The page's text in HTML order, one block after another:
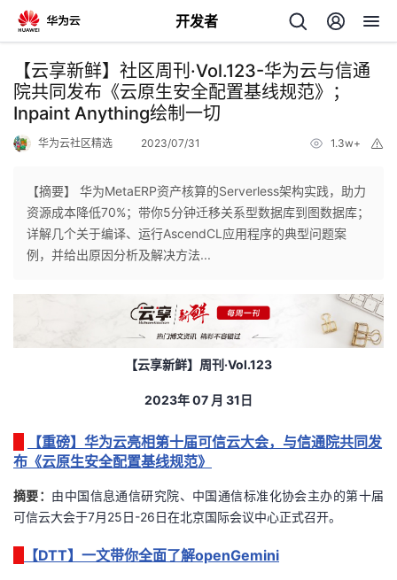
开发者
返
回
个
人
主
我
的
我
的
博
我
的
我
【云享新鲜】社区周刊·Vol.123-华为云与信通
院共同发布《云原生安全配置基线规范》；
Inpaint Anything绘制一切
华为云社区精选 2023/07/31 1.3w+
【摘要】 华为MetaERP资产核算的Serverless架构实践，助力
资源成本降低70%；带你5分钟迁移关系型数据库到图数据库；
详解几个关于编译、运行AscendCL应用程序的典型问题案
例，并给出原因分析及解决方法...
【云享新鲜】周刊 ·Vol.123
2023年07 月 31日
【重磅】华为云亮相第十届可信云大会，与信通院共同发
布《云原生安全配置基线规范》
摘要： 由中国信息通信研究院、中国通信标准化协会主办的第十届
可信云大会于7月25日-26日在北京国际会议中心正式召开。
【DTT】一文带你全面了解openGemini